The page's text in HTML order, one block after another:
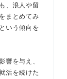
、浪人や留
まとめてみ
いう傾向を
響を与え、
活を続けた